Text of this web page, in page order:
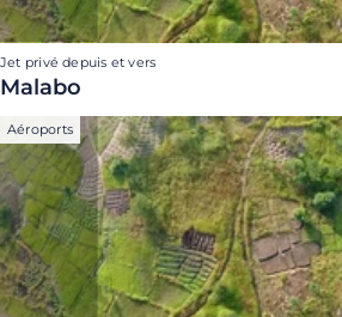
Jet privé depuis et vers
Malabo
Aéroports